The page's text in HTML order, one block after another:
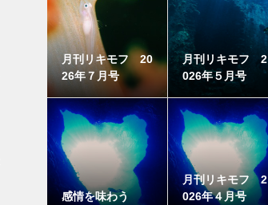
月刊リキモフ 20
26年７月号
月刊リキモフ 2
026年５月号
感情を味わう
月刊リキモフ 2
026年４月号